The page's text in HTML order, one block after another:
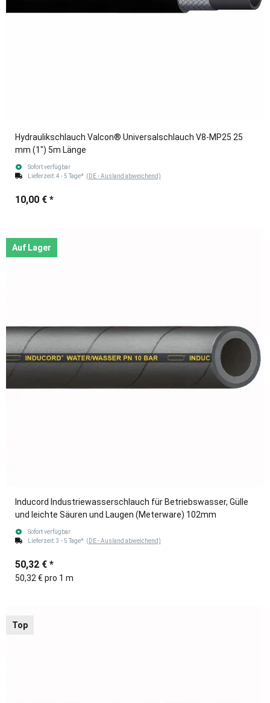
Hydraulikschlauch Valcon® Universalschlauch V8-MP25 25
mm (1") 5m Länge
Sofort verfügbar
Lieferzeit:4 - 5 Tage* (DE - Ausland abweichend)
10,00 € *
Auf Lager
Inducord Industriewasserschlauch für Betriebswasser, Gülle
und leichte Säuren und Laugen (Meterware) 102mm
Sofort verfügbar
Lieferzeit:3 - 5 Tage* (DE - Ausland abweichend)
50,32 € *
50,32 € pro 1 m
Top